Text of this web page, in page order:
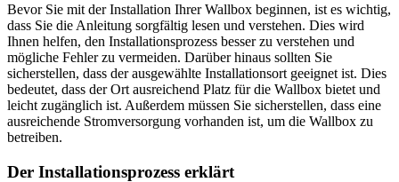
Bevor Sie mit der Installation Ihrer Wallbox beginnen, ist es wichtig,
dass Sie die Anleitung sorgfältig lesen und verstehen. Dies wird
Ihnen helfen, den Installationsprozess besser zu verstehen und
mögliche Fehler zu vermeiden. Darüber hinaus sollten Sie
sicherstellen, dass der ausgewählte Installationsort geeignet ist. Dies
bedeutet, dass der Ort ausreichend Platz für die Wallbox bietet und
leicht zugänglich ist. Außerdem müssen Sie sicherstellen, dass eine
ausreichende Stromversorgung vorhanden ist, um die Wallbox zu
betreiben.
Der Installationsprozess erklärt